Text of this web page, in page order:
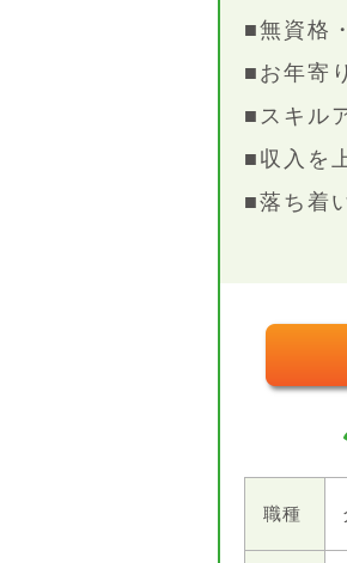
■無資格
■お年寄
■スキル
■収入を
■落ち着
職種